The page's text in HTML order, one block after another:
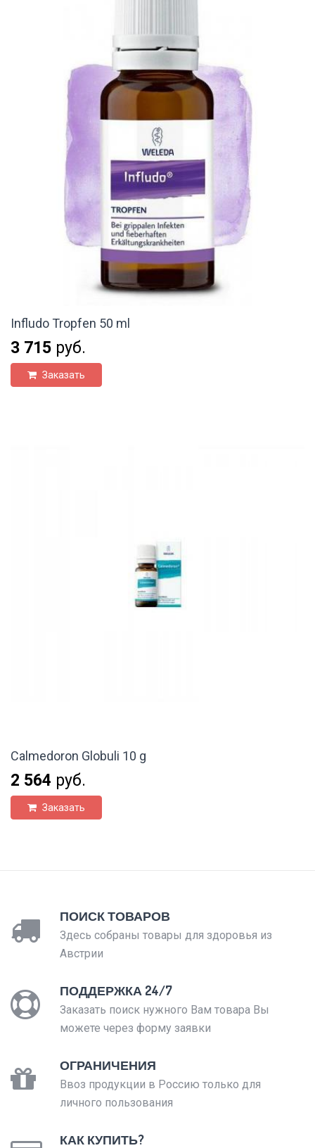
Infludo Tropfen 50 ml
3 715 руб.
Заказать
Calmedoron Globuli 10 g
2 564 руб.
Заказать
ПОИСК ТОВАРОВ
Здесь собраны товары для здоровья из
Австрии
ПОДДЕРЖКА 24/7
Заказать поиск нужного Вам товара Вы
можете через форму заявки
ОГРАНИЧЕНИЯ
Ввоз продукции в Россию только для
личного пользования
КАК КУПИТЬ?